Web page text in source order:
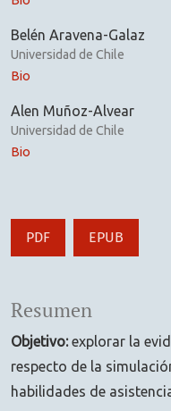
Belén Aravena-Galaz
Universidad de Chile
Bio
Alen Muñoz-Alvear
Universidad de Chile
Bio
PDF EPUB
Resumen
Objetivo:explorar la
respecto de la
habilidades de